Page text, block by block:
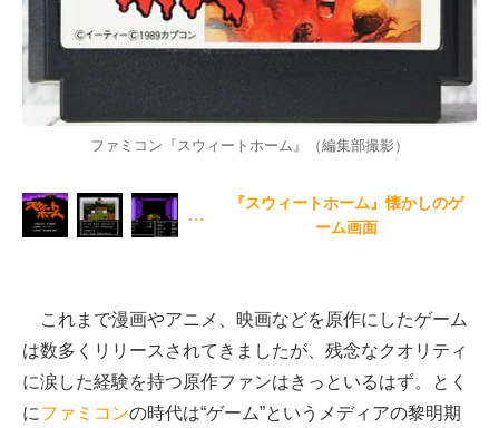
ファミコン『スウィートホーム』（編集部撮影）
…
『スウィートホーム』懐かしのゲ
ーム画面
これまで漫画やアニメ、映画などを原作にしたゲーム
は数多くリリースされてきましたが、残念なクオリティ
に涙した経験を持つ原作ファンはきっといるはず。とく
にファミコンの時代は“ゲーム”というメディアの黎明期